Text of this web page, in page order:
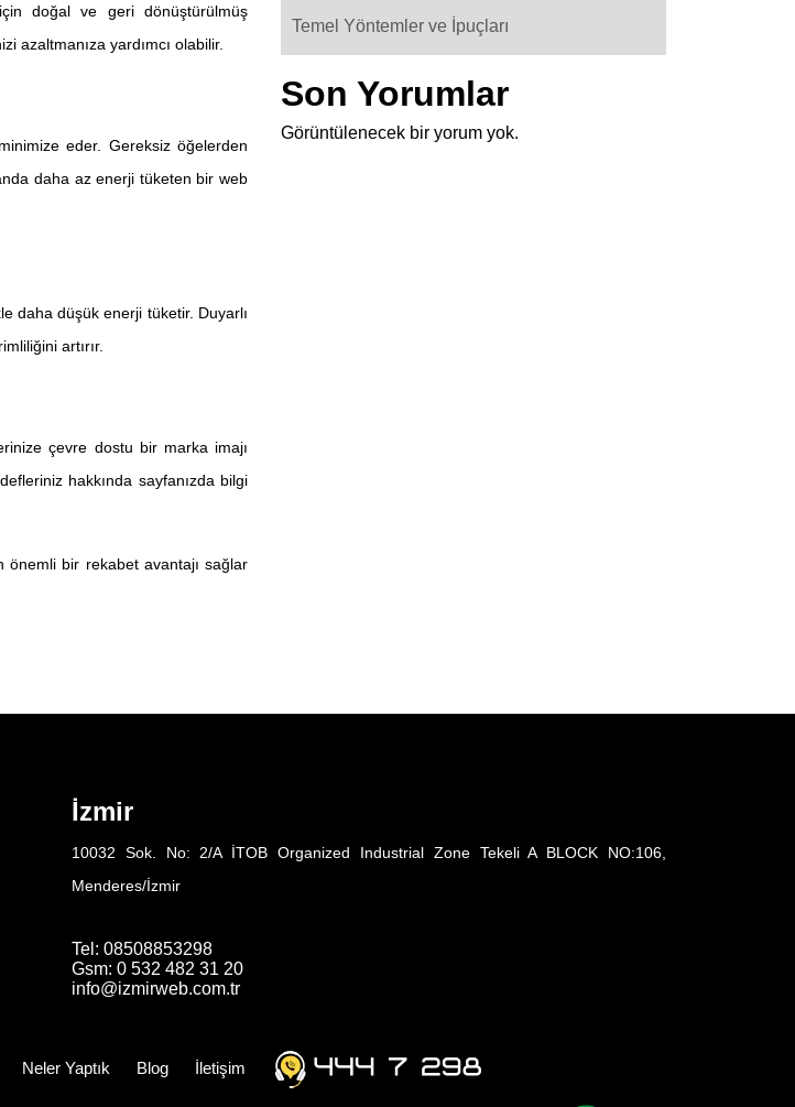
doğal ve geri dönüştürülmüş
azaltmanıza yardımcı olabilir.
eder. Gereksiz öğelerden
daha az enerji tüketen bir web
daha düşük enerji tüketir. Duyarlı
artırır.
çevre dostu bir marka imajı
hakkında sayfanızda bilgi
önemli bir rekabet avantajı sağlar
Temel Yöntemler ve İpuçları
Son Yorumlar
Görüntülenecek bir yorum yok.
İzmir
10032 Sok. No: 2/A İTOB Organized Industrial Zone Tekeli A BLOCK NO:106,
Menderes/İzmir
Tel: 08508853298
Gsm: 0 532 482 31 20
info@izmirweb.com.tr
Neler Yaptık Blog İletişim